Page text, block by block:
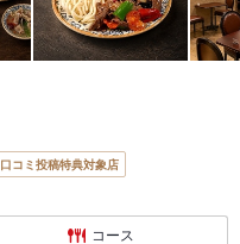
口コミ投稿特典対象店
コース